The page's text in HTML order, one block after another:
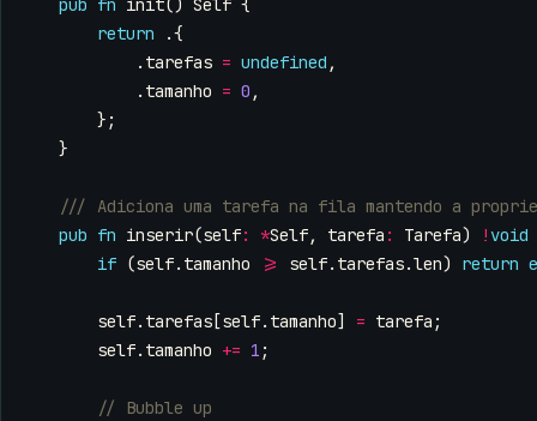
pub fn init() Self {
return
.{
. tarefas = undefined ,
. tamanho = 0 ,
};
}
pub fn inserir(self: *Self, tarefa : Tarefa) ! void
if (self. tamanho >= self. tarefas.len) return
self. tarefas [self. tamanho] = tarefa ;
self. tamanho += 1 ;